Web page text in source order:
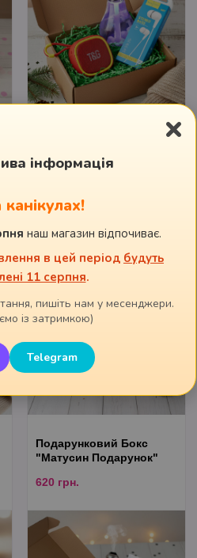
"Міні-гаджет"
Немає в наявності
Подарунковий Бокс
"Матусин Подарунок"
620 грн.
×
інформація
наш магазин відпочиває.
в цей період будуть
11 серпня.
пишіть нам у месенджери.
із затримкою)
Telegram